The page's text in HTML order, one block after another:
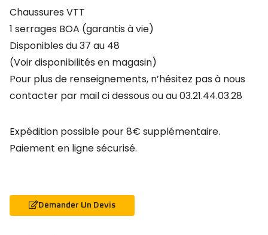
Chaussures VTT
1 serrages BOA (garantis à vie)
Disponibles du 37 au 48
(Voir disponibilités en magasin)
Pour plus de renseignements, n’hésitez pas à nous
contacter par mail ci dessous ou au 03.21.44.03.28
Expédition possible pour 8€ supplémentaire.
Paiement en ligne sécurisé.
Demander Un Devis